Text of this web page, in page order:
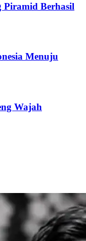
Piramid Berhasil
Menuju
Wajah